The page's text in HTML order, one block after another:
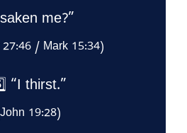
me?”
/ Mark 15:34)
“I thirst.”
19:28)